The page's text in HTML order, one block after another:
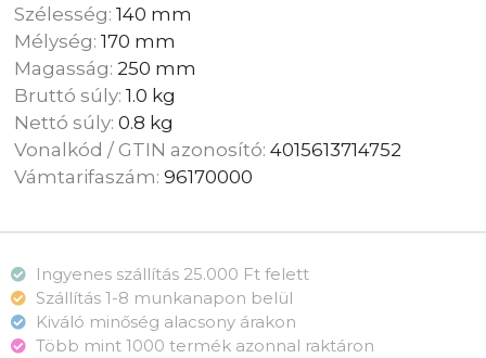
Szélesség:140 mm
Mélység:170 mm
Magasság: 250 mm
Bruttó súly:1.0 kg
Nettó súly:0.8 kg
Vonalkód / GTIN azonosító:4015613714752
Vámtarifaszám:96170000
Ingyenes szállítás 25.000 Ft felett
Szállítás 1-8 munkanapon belül
Kiváló minőség alacsony árakon
Több mint 1000 termék azonnal raktáron